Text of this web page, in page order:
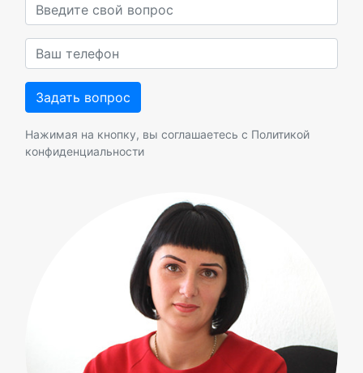
Нажимая на кнопку, вы соглашаетесь с Политикой
конфиденциальности